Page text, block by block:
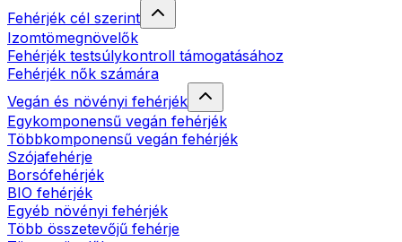
Fehérjék cél szerint
Izomtömegnövelők
Fehérjék testsúlykontroll támogatásához
Fehérjék nők számára
Vegán és növényi fehérjék
Egykomponensű vegán fehérjék
Többkomponensű vegán fehérjék
Szójafehérje
Borsófehérjék
BIO fehérjék
Egyéb növényi fehérjék
Több összetevőjű fehérje